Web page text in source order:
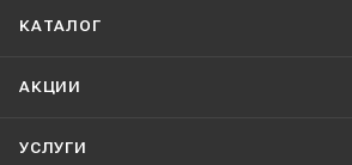
КАТАЛОГ
АКЦИИ
УСЛУГИ